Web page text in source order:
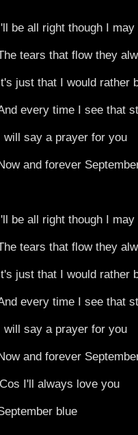
be all right though I
tears that flow they
just that I would rather
every time I see that
will say a prayer for you
and forever
be all right though I
tears that flow they
just that I would rather
every time I see that
will say a prayer for you
and forever
I'll always love you
blue